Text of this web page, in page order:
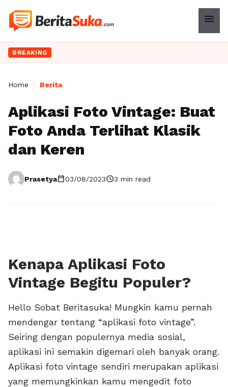
menu
BREAKING
Home / Berita
Aplikasi Foto Vintage: Buat
Foto Anda Terlihat Klasik
dan Keren
Prasetyacalendar_today03/08/2023schedule3 min read
Kenapa Aplikasi Foto
Vintage Begitu Populer?
Hello Sobat Beritasuka! Mungkin kamu pernah
mendengar tentang “aplikasi foto vintage”.
Seiring dengan populernya media sosial,
aplikasi ini semakin digemari oleh banyak orang.
Aplikasi foto vintage sendiri merupakan aplikasi
yang memungkinkan kamu mengedit foto